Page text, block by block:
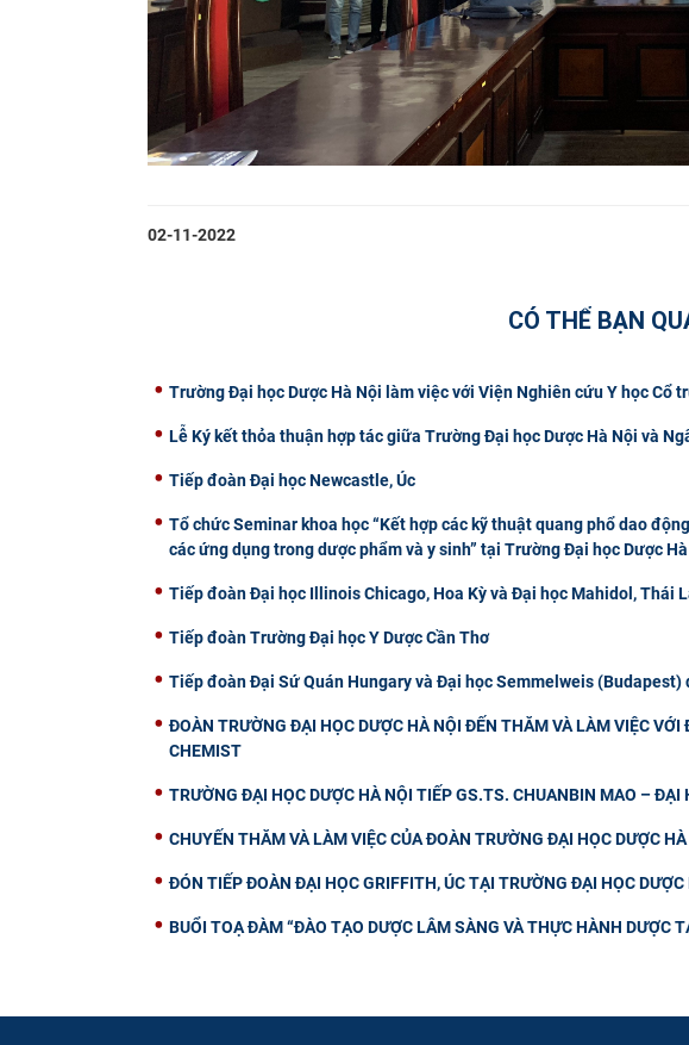
02-11-2022
CÓ THỂ BẠN
Trường Đại học Dược Hà Nội làm việc với Viện Nghiên cứu Y học Cổ
Lễ Ký kết thỏa thuận hợp tác giữa Trường Đại học Dược Hà Nội và
Tiếp đoàn Đại học Newcastle, Úc
Tổ chức Seminar khoa học “Kết hợp các kỹ thuật quang phổ dao
các ứng dụng trong dược phẩm và y sinh” tại Trường Đại học Dược
Tiếp đoàn Đại học Illinois Chicago, Hoa Kỳ và Đại học Mahidol, Thái
Tiếp đoàn Trường Đại học Y Dược Cần Thơ
Tiếp đoàn Đại Sứ Quán Hungary và Đại học Semmelweis
ĐOÀN TRƯỜNG ĐẠI HỌC DƯỢC HÀ NỘI ĐẾN THĂM VÀ LÀM VIỆC
CHEMIST
TRƯỜNG ĐẠI HỌC DƯỢC HÀ NỘI TIẾP GS.TS. CHUANBIN MAO – ĐẠI
CHUYẾN THĂM VÀ LÀM VIỆC CỦA ĐOÀN TRƯỜNG ĐẠI HỌC DƯỢC
ĐÓN TIẾP ĐOÀN ĐẠI HỌC GRIFFITH, ÚC TẠI TRƯỜNG ĐẠI HỌC DƯỢC
BUỔI TOẠ ĐÀM “ĐÀO TẠO DƯỢC LÂM SÀNG VÀ THỰC HÀNH DƯỢC